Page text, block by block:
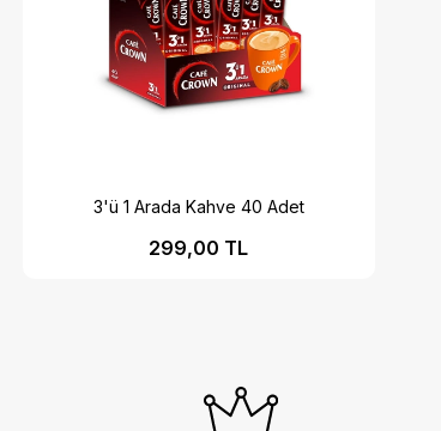
3'ü 1 Arada Kahve 40 Adet
299,00 TL